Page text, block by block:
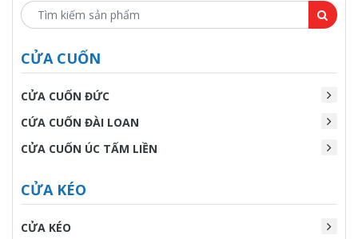
CỬA CUỐN
CỬA CUỐN ĐỨC
CỨA CUỐN ĐÀI LOAN
CỬA CUỐN ÚC TẤM LIỀN
CỬA KÉO
CỬA KÉO